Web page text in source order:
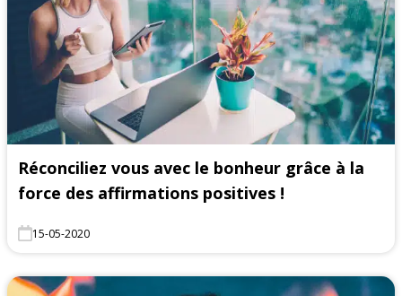
Réconciliez vous avec le bonheur grâce à la
force des affirmations positives !
15-05-2020